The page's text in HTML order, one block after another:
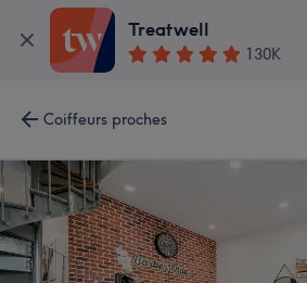
Treatwell
130K
Coiffeurs proches